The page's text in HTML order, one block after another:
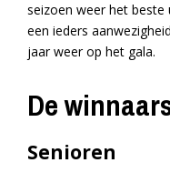
seizoen weer het
een ieders
jaar weer op het gala.
De
Senioren